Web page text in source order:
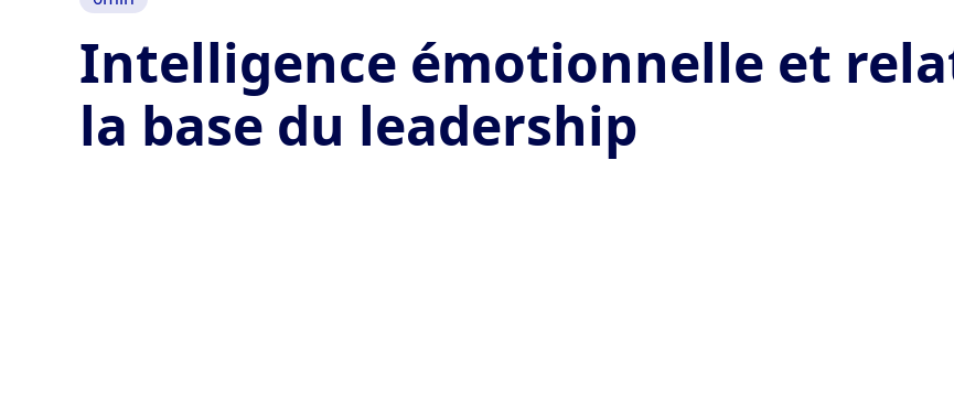
Intelligence émotionnelle et
la base du leadership